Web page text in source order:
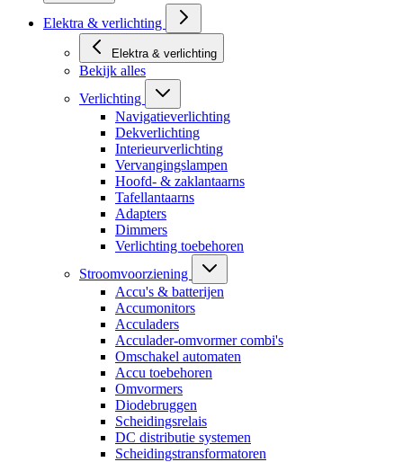
Elektra & verlichting
Elektra & verlichting
Bekijk alles
Verlichting
Navigatieverlichting
Dekverlichting
Interieurverlichting
Vervangingslampen
Hoofd- & zaklantaarns
Tafellantaarns
Adapters
Dimmers
Verlichting toebehoren
Stroomvoorziening
Accu's & batterijen
Accumonitors
Acculaders
Acculader-omvormer combi's
Omschakel automaten
Accu toebehoren
Omvormers
Diodebruggen
Scheidingsrelais
DC distributie systemen
Scheidingstransformatoren